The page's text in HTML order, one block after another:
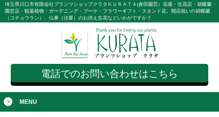
埼玉県川口市有限会社プランツショップクラタＫＵＲＡＴＡ(倉田園芸）花屋・生花店・胡蝶蘭・
園芸店・観葉植物・ガーデニング・ブーケ・フラワーギフト・スタンド花。開店祝いの胡蝶蘭
（コチョウラン）、仏事（法要）のお供え生花などいかがですか？
電話でのお問い合わせはこちら
MENU